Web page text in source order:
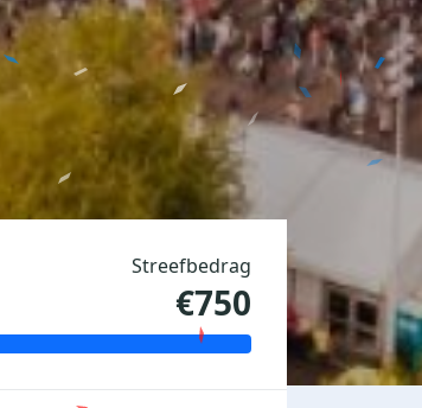
Streefbedrag
€750